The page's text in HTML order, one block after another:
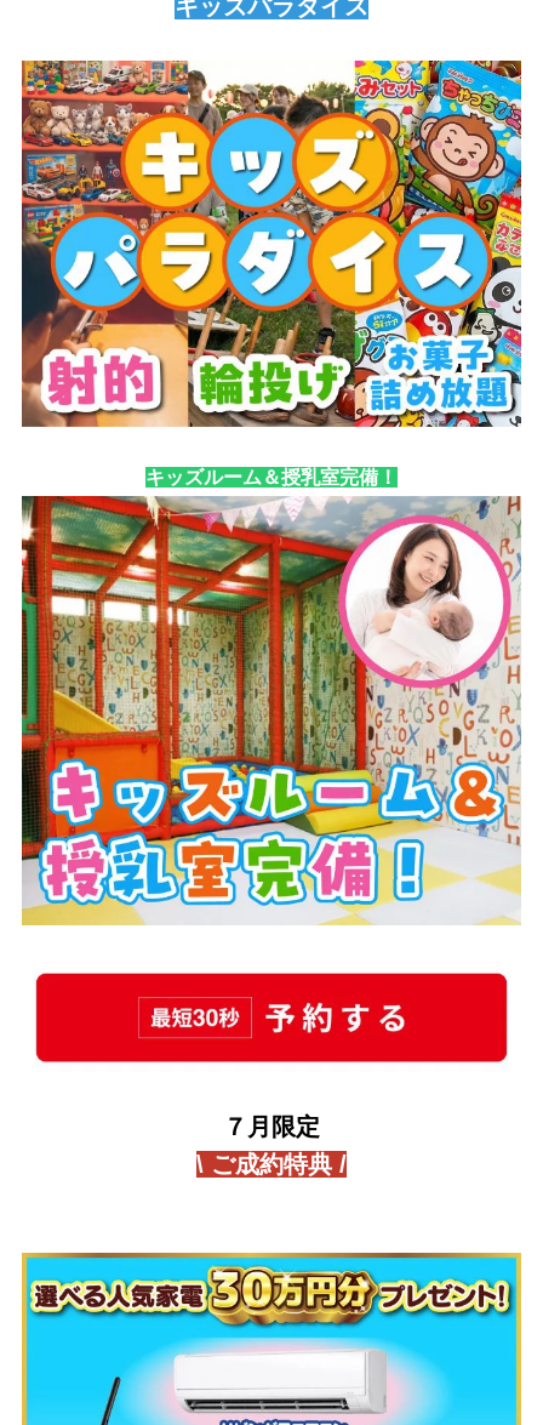
キッズパラダイス
キッズルーム＆授乳室完備！
７月限定
\ ご成約特典 /